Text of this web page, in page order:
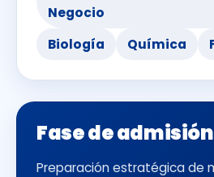
Negocio
Biología
Química
Fase de admisión
Preparación estratégica de